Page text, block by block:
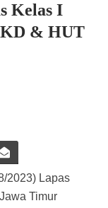
Kelas I
& HUT
2023) Lapas
Timur